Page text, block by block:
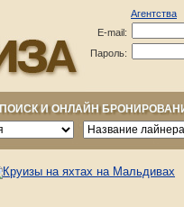
Агентства
E-mail:
Пароль:
ПОИСК И ОНЛАЙН